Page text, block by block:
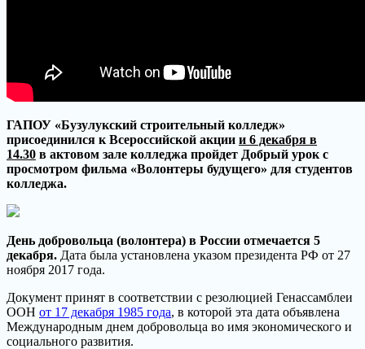
ГАПОУ «Бузулукский строительный колледж»
присоединился к Всероссийской акции и 6 декабря в
14.30 в актовом зале колледжа пройдет Добрый урок с
просмотром фильма «Волонтеры будущего» для студентов
колледжа.
День добровольца (волонтера) в России отмечается 5
декабря. Дата была установлена указом президента РФ от 27
ноября 2017 года.
Документ принят в соответствии с резолюцией Генассамблеи
ООН от 17 декабря 1985 года, в которой эта дата объявлена
Международным днем добровольца во имя экономического и
социального развития.